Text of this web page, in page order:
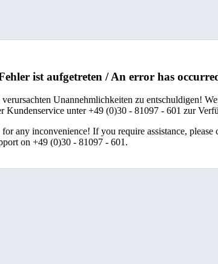
ist aufgetreten / An error has
Unannehmlichkeiten zu entschuldigen!
Kundenservice unter +49 (0)30 - 81097 - 601 zur
any inconvenience! If you require assistance, please
on +49 (0)30 - 81097 - 601.